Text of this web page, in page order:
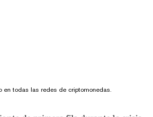
en todas las redes de criptomonedas.